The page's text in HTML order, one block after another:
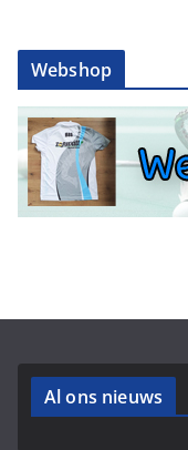
Webshop
Al ons nieuws